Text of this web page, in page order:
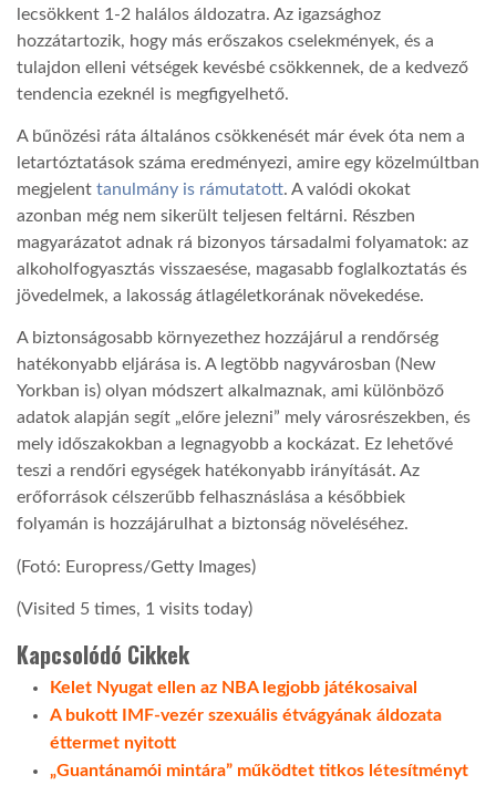
lecsökkent 1-2 halálos áldozatra. Az igazsághoz
hozzátartozik, hogy más erőszakos cselekmények, és a
tulajdon elleni vétségek kevésbé csökkennek, de a kedvező
tendencia ezeknél is megfigyelhető.
A bűnözési ráta általános csökkenését már évek óta nem a
letartóztatások száma eredményezi, amire egy közelmúltban
megjelent tanulmány is rámutatott. A valódi okokat
azonban még nem sikerült teljesen feltárni. Részben
magyarázatot adnak rá bizonyos társadalmi folyamatok: az
alkoholfogyasztás visszaesése, magasabb foglalkoztatás és
jövedelmek, a lakosság átlagéletkorának növekedése.
A biztonságosabb környezethez hozzájárul a rendőrség
hatékonyabb eljárása is. A legtöbb nagyvárosban (New
Yorkban is) olyan módszert alkalmaznak, ami különböző
adatok alapján segít „előre jelezni” mely városrészekben, és
mely időszakokban a legnagyobb a kockázat. Ez lehetővé
teszi a rendőri egységek hatékonyabb irányítását. Az
erőforrások célszerűbb felhasznáslása a későbbiek
folyamán is hozzájárulhat a biztonság növeléséhez.
(Fotó: Europress/Getty Images)
(Visited 5 times, 1 visits today)
Kapcsolódó Cikkek
Kelet Nyugat ellen az NBA legjobb játékosaival
A bukott IMF-vezér szexuális étvágyának áldozata
éttermet nyitott
„Guantánamói mintára” működtet titkos létesítményt